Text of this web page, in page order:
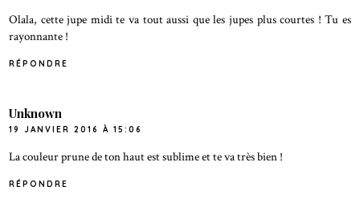
Olala, cette jupe midi te va tout aussi que les jupes plus courtes ! Tu es
rayonnante !
RÉPONDRE
Unknown
19 JANVIER 2016 À 15:06
La couleur prune de ton haut est sublime et te va très bien !
RÉPONDRE